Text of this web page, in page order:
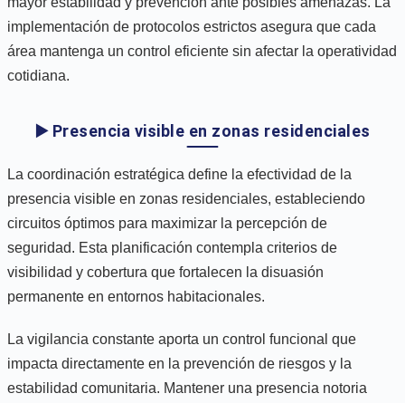
implementación de protocolos estrictos asegura que cada
área mantenga un control eficiente sin afectar la operatividad
cotidiana.
▶️ Presencia visible en zonas residenciales
La coordinación estratégica define la efectividad de la
presencia visible en zonas residenciales, estableciendo
circuitos óptimos para maximizar la percepción de
seguridad. Esta planificación contempla criterios de
visibilidad y cobertura que fortalecen la disuasión
permanente en entornos habitacionales.
La vigilancia constante aporta un control funcional que
impacta directamente en la prevención de riesgos y la
estabilidad comunitaria. Mantener una presencia notoria